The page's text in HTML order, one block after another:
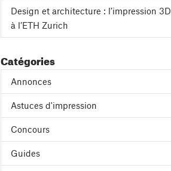
Design et architecture : l’impression 3D
à l’ETH Zurich
Catégories
Annonces
Astuces d'impression
Concours
Guides